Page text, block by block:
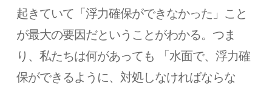
起きていて「浮力確保ができなかった」こと
が最大の要因だということがわかる。つま
り、私たちは何があっても 「水面で、浮力確
保ができるように、対処しなければならな